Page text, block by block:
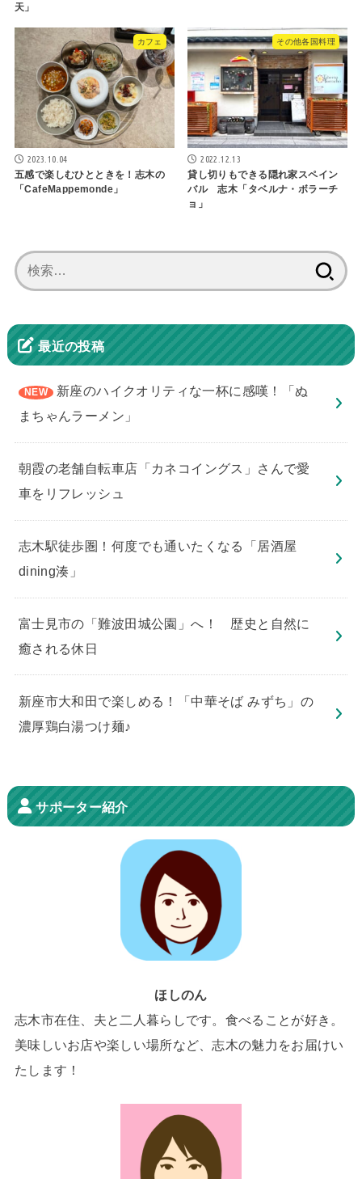
天」
カフェ
2023.10.04
五感で楽しむひとときを！志木の
「CafeMappemonde」
その他各国料理
2022.12.13
貸し切りもできる隠れ家スペイン
バル 志木「タベルナ・ボラーチ
ョ」
索:
最近の投稿
新座のハイクオリティな一杯に感嘆！「ぬ
まちゃんラーメン」
朝霞の老舗自転車店「カネコイングス」さんで愛
車をリフレッシュ
志木駅徒歩圏！何度でも通いたくなる「居酒屋
dining湊」
​富士見市の「難波田城公園」へ！ 歴史と自然に
癒される休日
新座市大和田で楽しめる！「中華そば みずち」の
濃厚鶏白湯つけ麺♪
サポーター紹介
ほしのん
志木市在住、夫と二人暮らしです。食べることが好き。
美味しいお店や楽しい場所など、志木の魅力をお届けい
たします！